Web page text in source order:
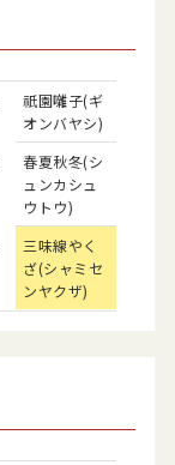
祇園囃子(ギ
オンバヤシ)
春夏秋冬(シ
ュンカシュ
ウトウ)
三味線やく
ざ(シャミセ
ンヤクザ)